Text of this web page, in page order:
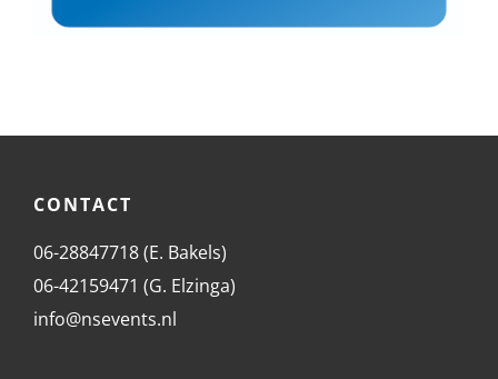
CONTACT
06-28847718 (E. Bakels)
06-42159471 (G. Elzinga)
info@nsevents.nl